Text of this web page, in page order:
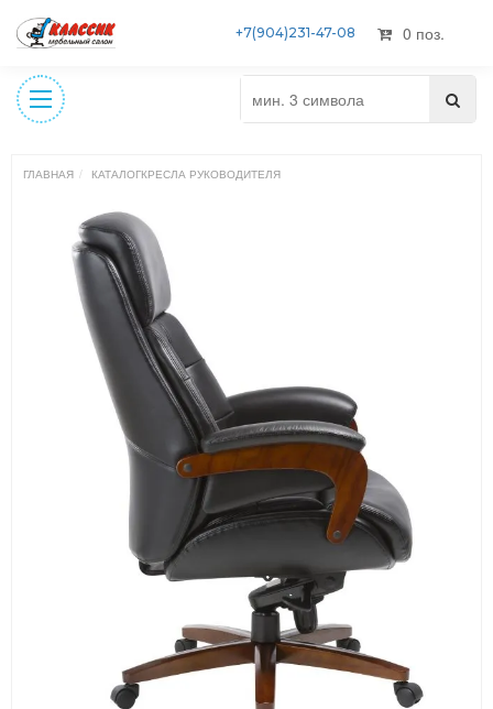
+7(904)231-47-08 0 поз.
ГЛАВНАЯ КАТАЛОГКРЕСЛА РУКОВОДИТЕЛЯ